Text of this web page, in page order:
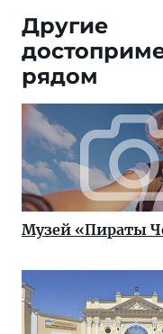
Другие
рядом
Музей «Пираты